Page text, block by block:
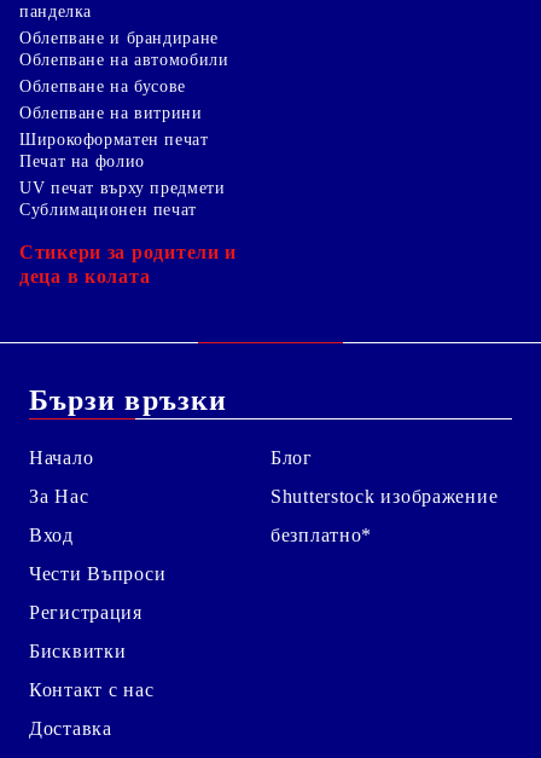
панделка
Облепване и брандиране
Облепване на автомобили
Облепване на бусове
Облепване на витрини
Широкоформатен печат
Печат на фолио
UV печат върху предмети
Сублимационен печат
Стикери за родители и
деца в колата
Бързи връзки
Начало
За Нас
Вход
Чести Въпроси
Регистрация
Бисквитки
Контакт с нас
Доставка
Блог
Shutterstock изображение
безплатно*